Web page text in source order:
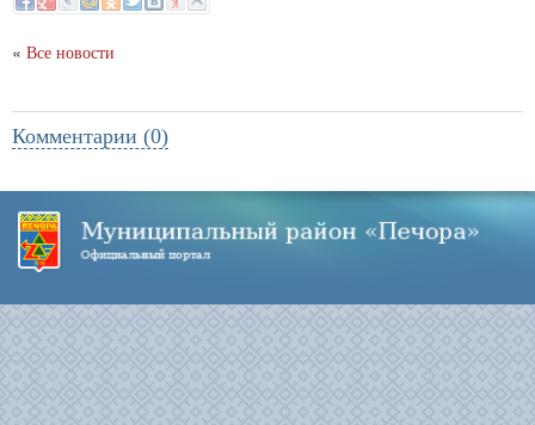
« Все новости
Комментарии (0)